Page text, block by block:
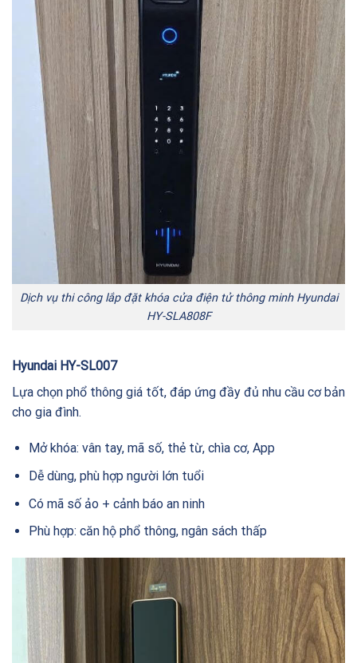
Dịch vụ thi công lắp đặt khóa cửa điện tử thông minh Hyundai
HY-SLA808F
Hyundai HY-SL007
Lựa chọn phổ thông giá tốt, đáp ứng đầy đủ nhu cầu cơ bản
cho gia đình.
Mở khóa: vân tay, mã số, thẻ từ, chìa cơ, App
Dễ dùng, phù hợp người lớn tuổi
Có mã số ảo + cảnh báo an ninh
Phù hợp: căn hộ phổ thông, ngân sách thấp